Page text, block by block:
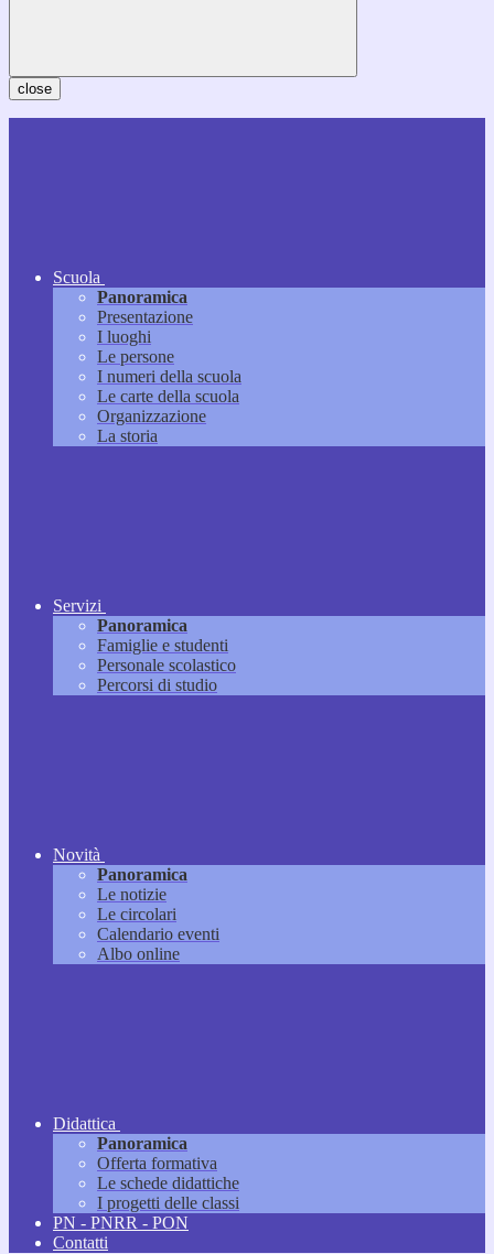
close
Scuola
Panoramica
Presentazione
I luoghi
Le persone
I numeri della scuola
Le carte della scuola
Organizzazione
La storia
Servizi
Panoramica
Famiglie e studenti
Personale scolastico
Percorsi di studio
Novità
Panoramica
Le notizie
Le circolari
Calendario eventi
Albo online
Didattica
Panoramica
Offerta formativa
Le schede didattiche
I progetti delle classi
PN - PNRR - PON
Contatti